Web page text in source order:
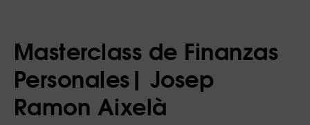
Masterclass de Finanzas
Personales| Josep
Ramon Aixelà